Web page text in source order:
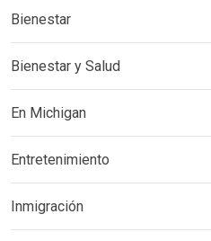
Bienestar
Bienestar y Salud
En Michigan
Entretenimiento
Inmigración